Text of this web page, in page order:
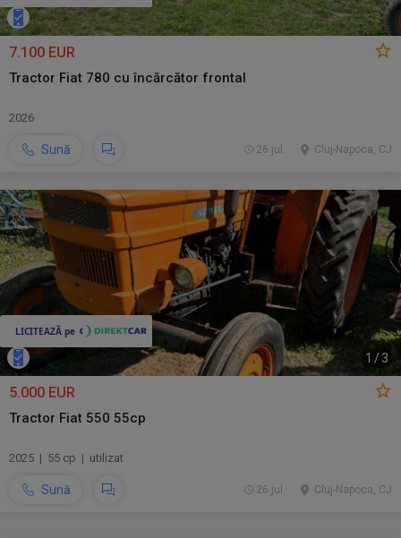
7.100 EUR
Tractor Fiat 780 cu încărcător frontal
2026
Sună Cluj-Napoca, CJ
26 jul.
1 /3
5.000 EUR
Tractor Fiat 550 55cp
2025 | 55 cp | utilizat
Sună Cluj-Napoca, CJ
26 jul.